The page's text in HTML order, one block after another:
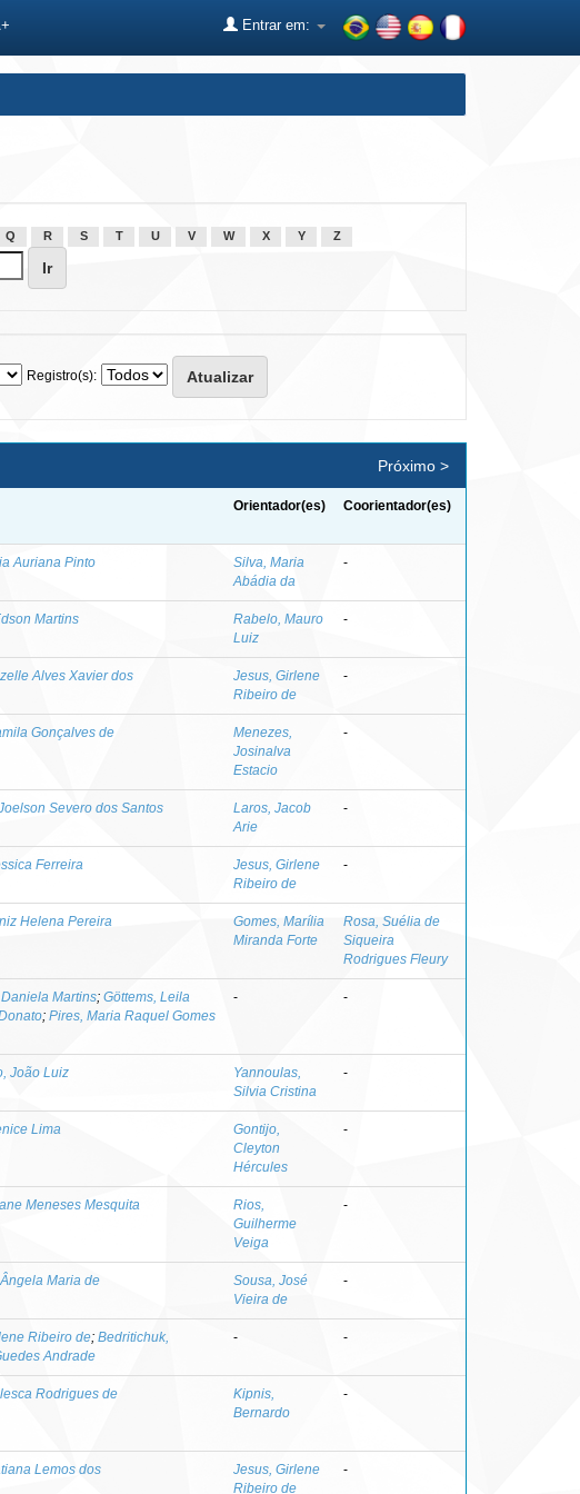
Entrar em:
Q R S T U V W X Y Z
Registro(s):
Próximo >
Orientador(es) Coorientador(es)
Auriana Pinto
Silva, Maria
Abádia da
-
Martins
Rabelo, Mauro
Luiz
-
Alves Xavier dos
Jesus, Girlene
Ribeiro de
-
Gonçalves de
Menezes,
Josinalva
Estacio
-
Severo dos Santos
Laros, Jacob
Arie
-
Ferreira
Jesus, Girlene
Ribeiro de
-
Helena Pereira
Gomes, Marília
Miranda Forte
Rosa, Suélia de
Siqueira
Rodrigues Fleury
Martins; Göttems, Leila
; Pires, Maria Raquel Gomes
- -
João Luiz
Yannoulas,
Silvia Cristina
-
Lima
Gontijo,
Cleyton
Hércules
-
Meneses Mesquita
Rios,
Guilherme
Veiga
-
Maria de
Sousa, José
Vieira de
-
Ribeiro de; Bedritichuk,
Andrade
- -
Rodrigues de
Kipnis,
Bernardo
-
Lemos dos
Jesus, Girlene
Ribeiro de
-